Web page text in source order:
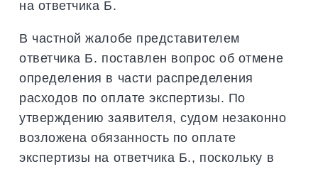
на ответчика Б.
В частной жалобе представителем
ответчика Б. поставлен вопрос об отмене
определения в части распределения
расходов по оплате экспертизы. По
утверждению заявителя, судом незаконно
возложена обязанность по оплате
экспертизы на ответчика Б., поскольку в